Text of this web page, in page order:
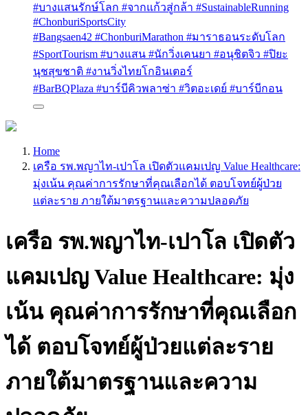
#บางแสนรักษ์โลก #จากแก้วสู่กล้า #SustainableRunning
#ChonburiSportsCity
#Bangsaen42 #ChonburiMarathon #มาราธอนระดับโลก
#SportTourism #บางแสน #นักวิ่งเคนยา #อนุชิตจิว #ปิยะ
นุชสุขชาติ #งานวิ่งไทยโกอินเตอร์
#BarBQPlaza #บาร์บีคิวพลาซ่า #วิตอะเดย์ #บาร์บีกอน
Home
เครือ รพ.พญาไท-เปาโล เปิดตัวแคมเปญ Value Healthcare:
มุ่งเน้น คุณค่าการรักษาที่คุณเลือกได้ ตอบโจทย์ผู้ป่วย
แต่ละราย ภายใต้มาตรฐานและความปลอดภัย
เครือ รพ.พญาไท-เปาโล เปิดตัว
แคมเปญ Value Healthcare: มุ่ง
เน้น คุณค่าการรักษาที่คุณเลือก
ได้ ตอบโจทย์ผู้ป่วยแต่ละราย
ภายใต้มาตรฐานและความ